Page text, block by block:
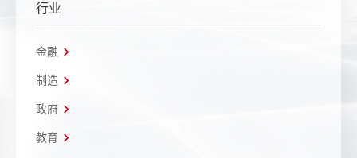
行业
金融
制造
政府
教育